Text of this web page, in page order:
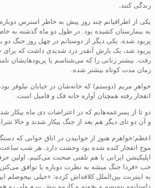
زندگی کنند.
یکی از اطرافیانم چند روز پیش به خاطر استرس
به بیمارستان کشیده بود. در طول دو ماه گذشته به
پریود شده. یکی دیگر از دوستانم در چهل روز جنگ دو
پریود شد، یک بارش آنقدر درد شدیدی داشت که برای
رفت. بیشتر زنانی را که می‌شناسم یا پریودهایشان
زمان مدت کوتاه بیشتر شده.
خواهرِ مریم (دوستم) که خانه‌شان در خیابان نیلوفر
انفجار رفته همچنان آواره خانه فک و فامیل است.
دو تا از پسرعمه‌هایم که در اعتراضات دی ماه بیکار
و آن دو تای دیگر هم بعد از جنگ بیکار شدند و حالا
اعظم؛خواهرم هنوز از خوابیدن در اتاق خوابی که
موج انفجار کنده شده بود وحشت دارد. هر شب
اپلیکیشن ایرانی با هم تلفنی صحبت می‌کنیم. اولین
خب «فردا جنگ میشه به نظرت دوباره یا توافق
به اینترنت بین‌الملل کلافه‌اش کرده: «خیلی بیحوصلم
داستانمو بنویسم و بخونم و کارمو پیش ببرم ولی رو